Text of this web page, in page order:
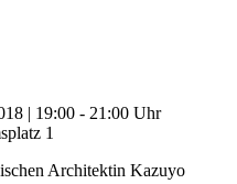
| 19:00 - 21:00 Uhr
1
Architektin Kazuyo